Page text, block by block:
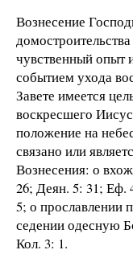
Вознесение
чувственный опыт
событием ухода
Завете имеется
воскресшего
положение на
связано или
Вознесения: о
26; Деян. 5: 31; Еф.
5; о прославлении
седении одесную
Кол. 3: 1.